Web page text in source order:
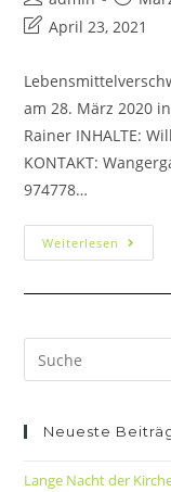
April 23, 2021
am 28. März 2020
Rainer INHALTE:
KONTAKT:
974778…
Weiterlesen
Neueste
Lange Nacht der